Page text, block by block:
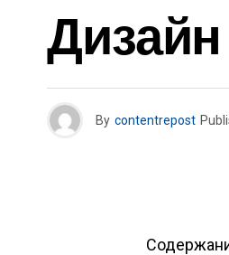
By contentrepost